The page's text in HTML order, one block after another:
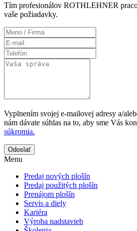
Tím profesionálov ROTHLEHNER
vaše požiadavky.
Vyplnením svojej e-mailovej adresy a/
nám dávate súhlas na to, aby sme Vás
súkromia.
Odoslať
Menu
Predaj nových plošín
Predaj použitých plošín
Prenájom plošín
Servis a diely
Kariéra
Výroba nadstavieb